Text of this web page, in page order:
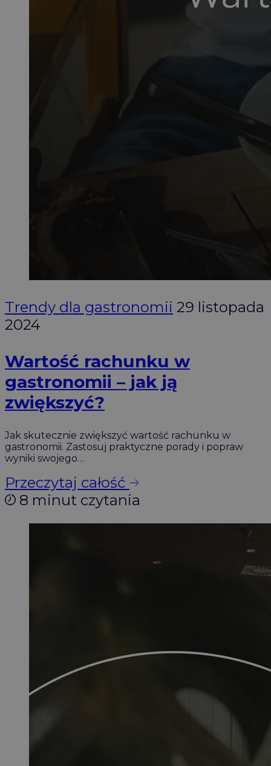
Trendy dla gastronomii 29 listopada
2024
Wartość rachunku w
gastronomii – jak ją
zwiększyć?
Jak skutecznie zwiększyć wartość rachunku w
gastronomii. Zastosuj praktyczne porady i popraw
wyniki swojego…
Przeczytaj całość
8 minut czytania